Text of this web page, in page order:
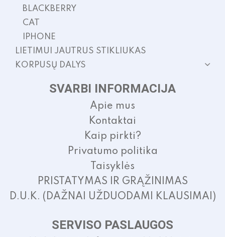
BLACKBERRY
CAT
IPHONE
LIETIMUI JAUTRUS STIKLIUKAS
KORPUSŲ DALYS
SVARBI INFORMACIJA
Apie mus
Kontaktai
Kaip pirkti?
Privatumo politika
Taisyklės
PRISTATYMAS IR GRĄŽINIMAS
D.U.K. (DAŽNAI UŽDUODAMI KLAUSIMAI)
SERVISO PASLAUGOS